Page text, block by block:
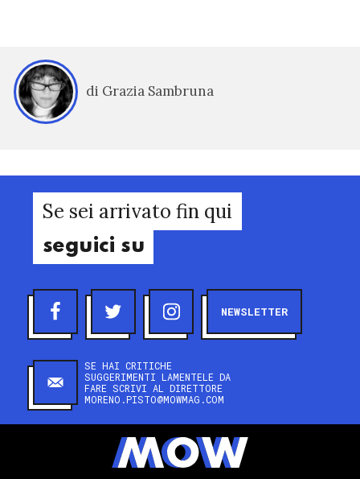
di Grazia Sambruna
Se sei arrivato fin qui
seguici su
NEWSLETTER
SE HAI CRITICHE
SUGGERIMENTI LAMENTELE DA
FARE SCRIVI AL DIRETTORE
MORENO.PISTO@MOWMAG.COM